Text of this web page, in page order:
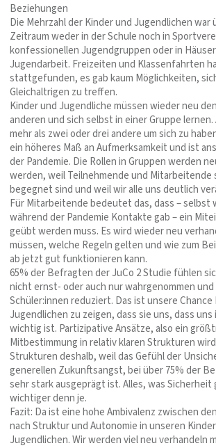
Beziehungen
Die Mehrzahl der Kinder und Jugendlichen war
Zeitraum weder in der Schule noch in
konfessionellen Jugendgruppen oder in
Jugendarbeit. Freizeiten und Klassenfahrten
stattgefunden, es gab kaum Möglichkeiten,
Gleichaltrigen zu treffen.
Kinder und Jugendliche müssen wieder neu
anderen und sich selbst in einer Gruppe
mehr als zwei oder drei andere um sich zu
ein höheres Maß an Aufmerksamkeit und ist
der Pandemie. Die Rollen in Gruppen werden
werden, weil Teilnehmende und Mitarbeitende
begegnet sind und weil wir alle uns deutlich
Für Mitarbeitende bedeutet das, dass – selbst
während der Pandemie Kontakte gab – ein
geübt werden muss. Es wird wieder neu
müssen, welche Regeln gelten und wie zum
ab jetzt gut funktionieren kann.
65% der Befragten der JuCo 2 Studie fühlen
nicht ernst- oder auch nur wahrgenommen und
Schüler:innen reduziert. Das ist unsere Chance
Jugendlichen zu zeigen, dass sie uns, dass uns
wichtig ist. Partizipative Ansätze, also ein
Mitbestimmung in relativ klaren Strukturen
Strukturen deshalb, weil das Gefühl der
generellen Zukunftsangst, bei über 75% der
sehr stark ausgeprägt ist. Alles, was Sicherheit
wichtiger denn je.
Fazit: Da ist eine hohe Ambivalenz zwischen
nach Struktur und Autonomie in unseren
Jugendlichen. Wir werden viel neu verhandeln